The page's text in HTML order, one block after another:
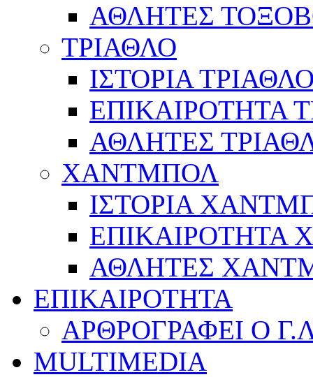
ΑΘΛΗΤΕΣ
ΤΡΙΑΘΛΟ
ΙΣΤΟΡΙΑ
ΕΠΙΚΑΙΡΟΤΗΤΑ
ΑΘΛΗΤΕΣ
ΧΑΝΤΜΠΟΛ
ΙΣΤΟΡΙΑ
ΕΠΙΚΑΙΡΟΤΗΤΑ
ΑΘΛΗΤΕΣ
ΕΠΙΚΑΙΡΟΤΗΤΑ
ΑΡΘΡΟΓΡΑΦΕΙ Ο
MULTIMEDIA